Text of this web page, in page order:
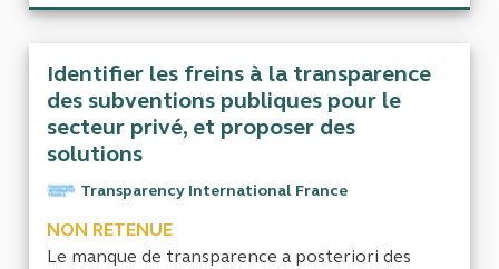
Identifier les freins à la transparence
des subventions publiques pour le
secteur privé, et proposer des
solutions
Transparency International France
NON RETENUE
Le manque de transparence a posteriori des